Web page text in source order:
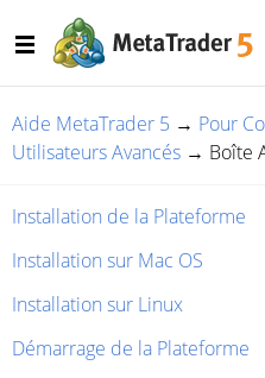
Aide MetaTrader 5 → Pour
Utilisateurs Avancés → Boîte
Installation de la Plateforme
Installation sur Mac OS
Installation sur Linux
Démarrage de la Plateforme